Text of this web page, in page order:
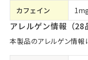
カフェイン
アレルゲン情報（28
本製品のアレルゲン情報